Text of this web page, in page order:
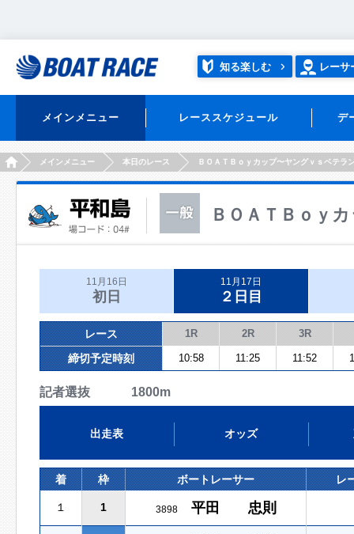
知る楽しむ レーサ
メインメニュー レーススケジュール デ
HOMEメインメニュー 本日のレース ＢＯＡＴＢｏｙカップ〜ヤングｖｓベテラ
ＢＯＡＴＢｏｙ
11月16日
初日
11月17日
２日目
レース 1R 2R 3R
締切予定時刻 10:58 11:25 11:52
記者選抜 1800m
出走表 オッズ
着 枠 ボートレーサー レ
１ 1 3898 平田 忠則